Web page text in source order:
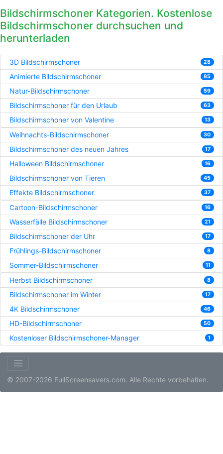
Bildschirmschoner Kategorien. Kostenlose
Bildschirmschoner durchsuchen und
herunterladen
3D Bildschirmschoner 28
Animierte Bildschirmschoner 85
Natur-Bildschirmschoner 59
Bildschirmschoner für den Urlaub 63
Bildschirmschoner von Valentine 13
Weihnachts-Bildschirmschoner 30
Bildschirmschoner des neuen Jahres 17
Halloween Bildschirmschoner 16
Bildschirmschoner von Tieren 45
Effekte Bildschirmschoner 37
Cartoon-Bildschirmschoner 16
Wasserfälle Bildschirmschoner 21
Bildschirmschoner der Uhr 17
Frühlings-Bildschirmschoner 8
Sommer-Bildschirmschoner 11
Herbst Bildschirmschoner 8
Bildschirmschoner im Winter 17
4K Bildschirmschoner 46
HD-Bildschirmschoner 50
Kostenloser Bildschirmschoner-Manager 1
© 2007-2026 FullScreensavers.com. Alle Rechte vorbehalten.